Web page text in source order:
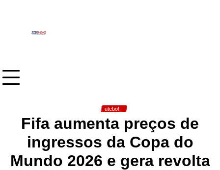
Futebol
Fifa aumenta preços de
ingressos da Copa do
Mundo 2026 e gera revolta